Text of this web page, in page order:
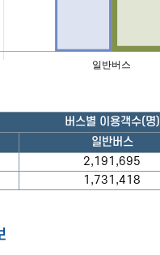
버스별 이용객수(명)
일반버스
2,191,695
1,731,418